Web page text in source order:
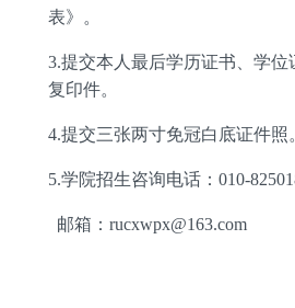
表》。
3.提交本人最后学历证书、学位
复印件。
4.提交三张两寸免冠白底证件照
5.学院招生咨询电话： 010-
邮箱： rucxwpx@163.com